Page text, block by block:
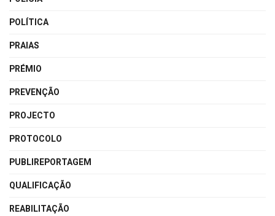
POLÍTICA
PRAIAS
PRÉMIO
PREVENÇÃO
PROJECTO
PROTOCOLO
PUBLIREPORTAGEM
QUALIFICAÇÃO
REABILITAÇÃO